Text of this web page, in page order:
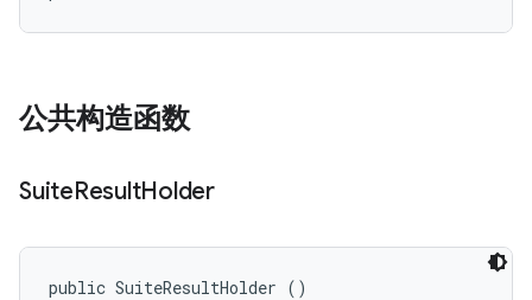
公共构造函数
SuiteResultHolder
public SuiteResultHolder ()